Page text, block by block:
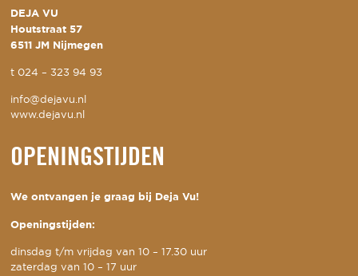
DEJA VU
Houtstraat 57
6511 JM Nijmegen
t024 – 323 94 93
info@dejavu.nl
www.dejavu.nl
OPENINGSTIJDEN
We ontvangen je graag bij Deja Vu!
Openingstijden:
dinsdag t/m vrijdag van 10 – 17.30 uur
zaterdag van 10 – 17 uur